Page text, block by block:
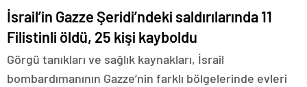
İsrail’in Gazze Şeridi’ndeki saldırılarında 11
Filistinli öldü, 25 kişi kayboldu
Görgü tanıkları ve sağlık kaynakları, İsrail
bombardımanının Gazze’nin farklı bölgelerinde evleri